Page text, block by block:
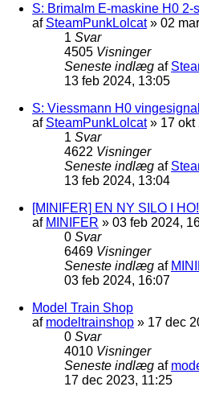
S: Brimalm E-maskine H0 2-
af SteamPunkLolcat» 02
1 Svar
4505 Visninger
Seneste indlæg af
13 feb 2024, 13:05
S: Viessmann H0
af SteamPunkLolcat» 17 okt
1 Svar
4622 Visninger
Seneste indlæg af
13 feb 2024, 13:04
[MINIFER] EN NY SILO I HO!
af MINIFER » 03 feb 2024,
0 Svar
6469 Visninger
Seneste indlæg af
03 feb 2024, 16:07
Model Train Shop
af modeltrainshop » 17 dec
0 Svar
4010 Visninger
Seneste indlæg af
17 dec 2023, 11:25